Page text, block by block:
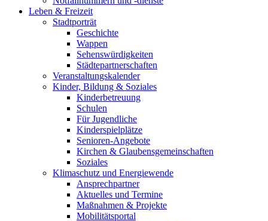
Leben & Freizeit
Stadtporträt
Geschichte
Wappen
Sehenswürdigkeiten
Städtepartnerschaften
Veranstaltungskalender
Kinder, Bildung & Soziales
Kinderbetreuung
Schulen
Für Jugendliche
Kinderspielplätze
Senioren-Angebote
Kirchen & Glaubensgemeinschaften
Soziales
Klimaschutz und Energiewende
Ansprechpartner
Aktuelles und Termine
Maßnahmen & Projekte
Mobilitätsportal